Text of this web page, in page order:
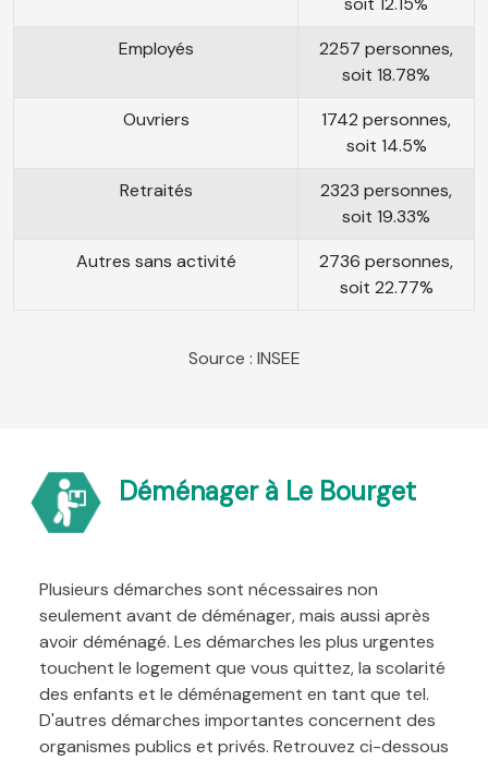
Employés
2257 personnes,
soit 18.78%
Ouvriers
1742 personnes,
soit 14.5%
Retraités
2323 personnes,
soit 19.33%
Autres sans activité
2736 personnes,
soit 22.77%
Source : INSEE
Déménager à Le Bourget
Plusieurs démarches sont nécessaires non
seulement avant de déménager, mais aussi après
avoir déménagé. Les démarches les plus urgentes
touchent le logement que vous quittez, la scolarité
des enfants et le déménagement en tant que tel.
D'autres démarches importantes concernent des
organismes publics et privés. Retrouvez ci-dessous